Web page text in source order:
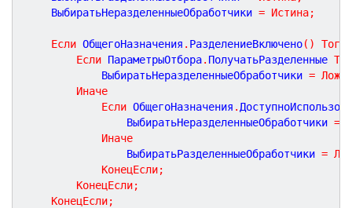
	ВыбиратьНеразделенныеОбработчики
= Истина;
Если ОбщегоНазначения . РазделениеВключено( )
Тогда
Если ПараметрыОтбора. ПолучатьРазделенные
			ВыбиратьНеразделенныеОбработчики
= Ложь
Иначе
Если ОбщегоНазначения .
				ВыбиратьНеразделенныеОбработчики
=
Иначе
				ВыбиратьРазделенныеОбработчики
=
КонецЕсли;
КонецЕсли;
КонецЕсли;